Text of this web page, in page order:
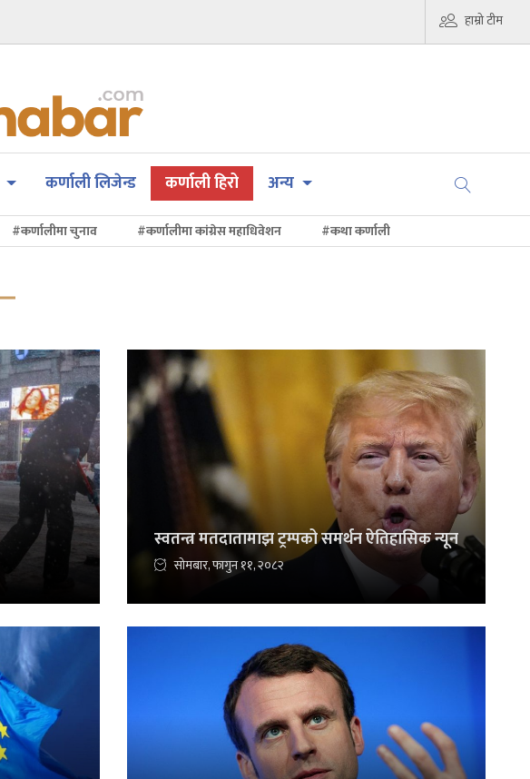
हाम्रो टीम
कर्णाली लिजेन्ड कर्णाली हिरो अन्य
#कर्णालीमा चुनाव #कर्णालीमा कांग्रेस महाधिवेशन #कथा कर्णाली
स्वतन्त्र मतदातामाझ ट्रम्पको समर्थन ऐतिहासिक न्यून
सोमबार, फागुन ११, २०८२